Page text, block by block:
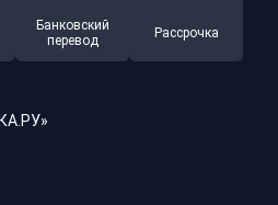
Банковский
перевод
Рассрочка